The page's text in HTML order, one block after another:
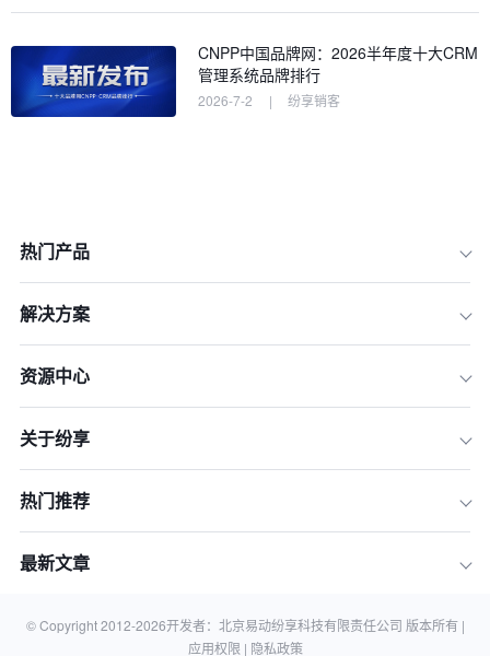
四、CRM的优势
CNPP中国品牌网：2026半年度十大CRM
管理系统品牌排行
2026-7-2 | 纷享销客
热门产品
解决方案
资源中心
关于纷享
热门推荐
最新文章
© Copyright 2012-2026开发者：北京易动纷享科技有限责任公司 版本所有 |
应用权限 | 隐私政策